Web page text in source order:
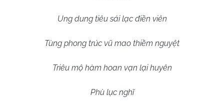
Ung dung tiêu sái lạc điền viên
Tùng phong trúc vũ mao thiềm nguyệt
Triêu mộ hàm hoan vạn lại huyên
Phù lục nghĩ